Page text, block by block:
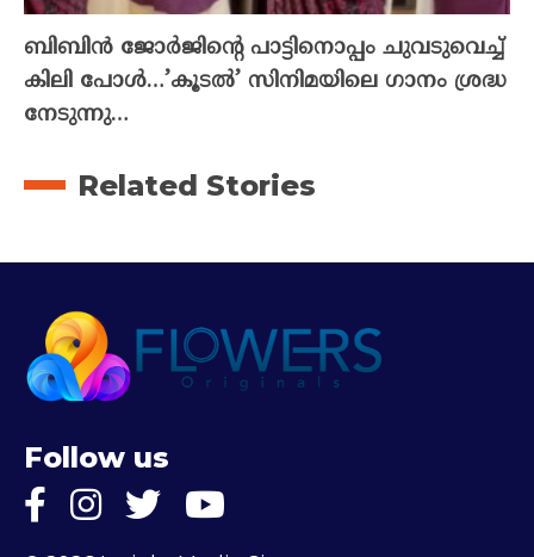
ബിബിൻ ജോർജിന്റെ പാട്ടിനൊപ്പം ചുവടുവെച്ച്
കിലി പോൾ…’കൂടൽ’ സിനിമയിലെ ഗാനം ശ്രദ്ധ
നേടുന്നു…
Related Stories
Follow us